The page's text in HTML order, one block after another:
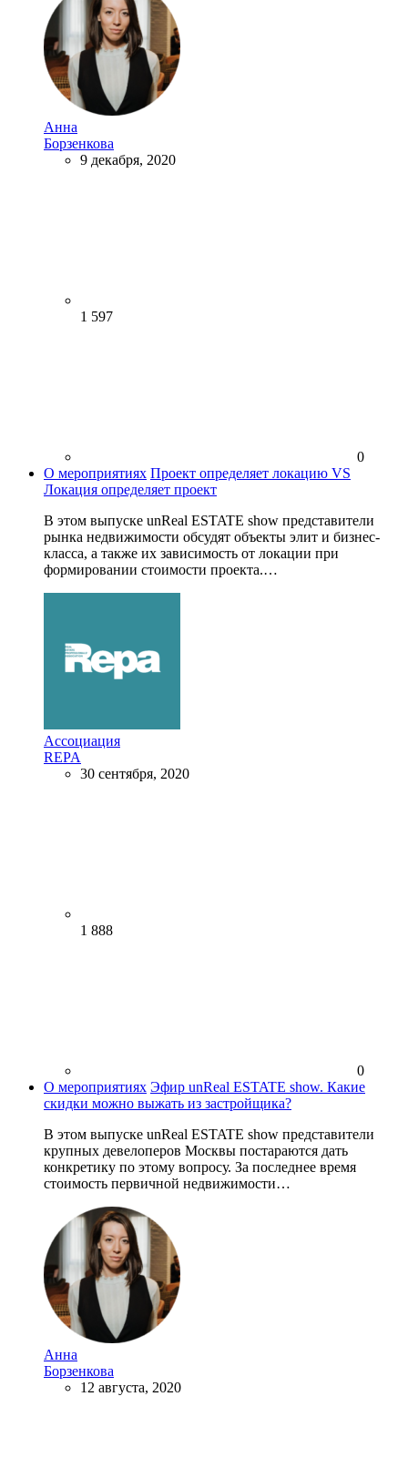
Анна
Борзенкова
9 декабря, 2020
1 597
0
О мероприятиях Проект определяет локацию VS
Локация определяет проект
В этом выпуске unReal ESTATE show представители
рынка недвижимости обсудят объекты элит и бизнес-
класса, а также их зависимость от локации при
формировании стоимости проекта.…
Ассоциация
REPA
30 сентября, 2020
1 888
0
О мероприятиях Эфир unReal ESTATE show. Какие
скидки можно выжать из застройщика?
В этом выпуске unReal ESTATE show представители
крупных девелоперов Москвы постараются дать
конкретику по этому вопросу. За последнее время
стоимость первичной недвижимости…
Анна
Борзенкова
12 августа, 2020